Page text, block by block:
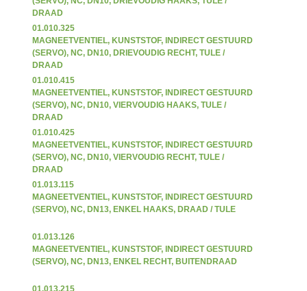
DRAAD
01.010.325
MAGNEETVENTIEL, KUNSTSTOF, INDIRECT GESTUURD
(SERVO), NC, DN10, DRIEVOUDIG RECHT, TULE /
DRAAD
01.010.415
MAGNEETVENTIEL, KUNSTSTOF, INDIRECT GESTUURD
(SERVO), NC, DN10, VIERVOUDIG HAAKS, TULE /
DRAAD
01.010.425
MAGNEETVENTIEL, KUNSTSTOF, INDIRECT GESTUURD
(SERVO), NC, DN10, VIERVOUDIG RECHT, TULE /
DRAAD
01.013.115
MAGNEETVENTIEL, KUNSTSTOF, INDIRECT GESTUURD
(SERVO), NC, DN13, ENKEL HAAKS, DRAAD / TULE
01.013.126
MAGNEETVENTIEL, KUNSTSTOF, INDIRECT GESTUURD
(SERVO), NC, DN13, ENKEL RECHT, BUITENDRAAD
01.013.215